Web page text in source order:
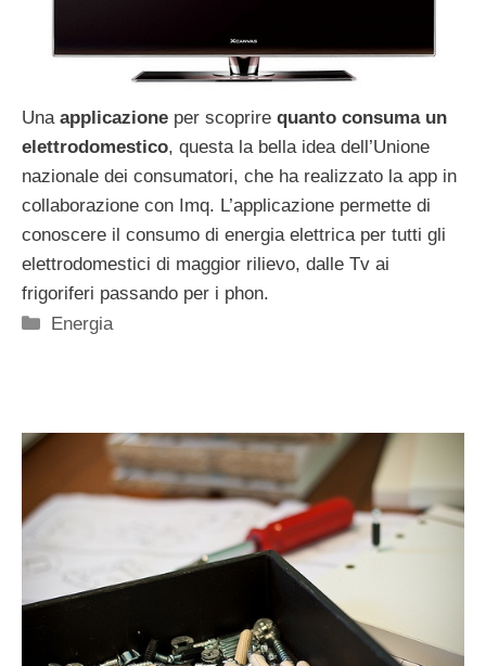
Una applicazione per scoprire quanto consuma un
elettrodomestico, questa la bella idea dell’Unione
nazionale dei consumatori, che ha realizzato la app in
collaborazione con Imq. L’applicazione permette di
conoscere il consumo di energia elettrica per tutti gli
elettrodomestici di maggior rilievo, dalle Tv ai
frigoriferi passando per i phon.
Categorie
Energia